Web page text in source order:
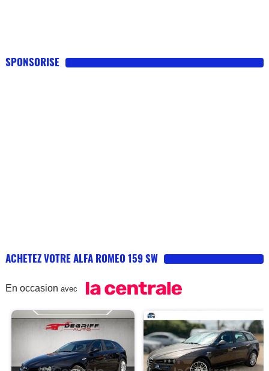
SPONSORISE
ACHETEZ VOTRE ALFA ROMEO 159 SW
En occasion avec